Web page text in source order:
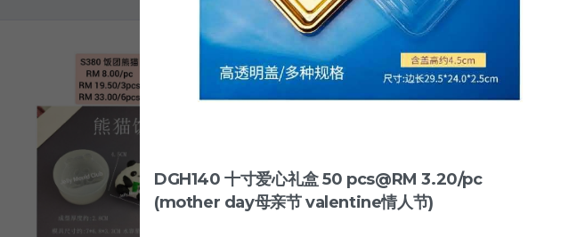
DGH140 十寸爱心礼盒 50 pcs@RM 3.20/pc
(mother day母亲节 valentine情人节)